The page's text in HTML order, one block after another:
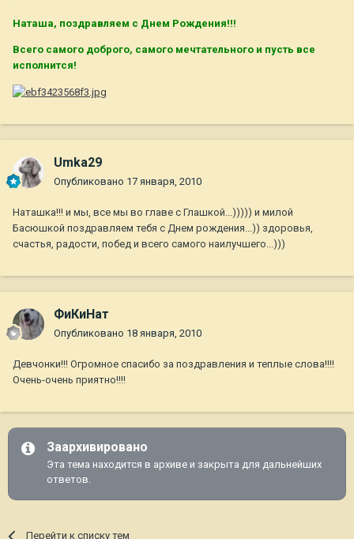
Наташа, поздравляем с Днем Рождения!!!
Всего самого доброго, самого мечтательного и пусть все
исполнится!
Umka29
Опубликовано 17 января, 2010
Наташка!!! и мы, все мы во главе с Глашкой...))))) и милой
Басюшкой поздравляем тебя с Днем рождения...)) здоровья,
счастья, радости, побед и всего самого наилучшего...)))
ФиКиНат
Опубликовано 18 января, 2010
Девчонки!!! Огромное спасибо за поздравления и теплые слова!!!!
Очень-очень приятно!!!!
Заархивировано
Эта тема находится в архиве и закрыта для дальнейших
ответов.
Перейти к списку тем